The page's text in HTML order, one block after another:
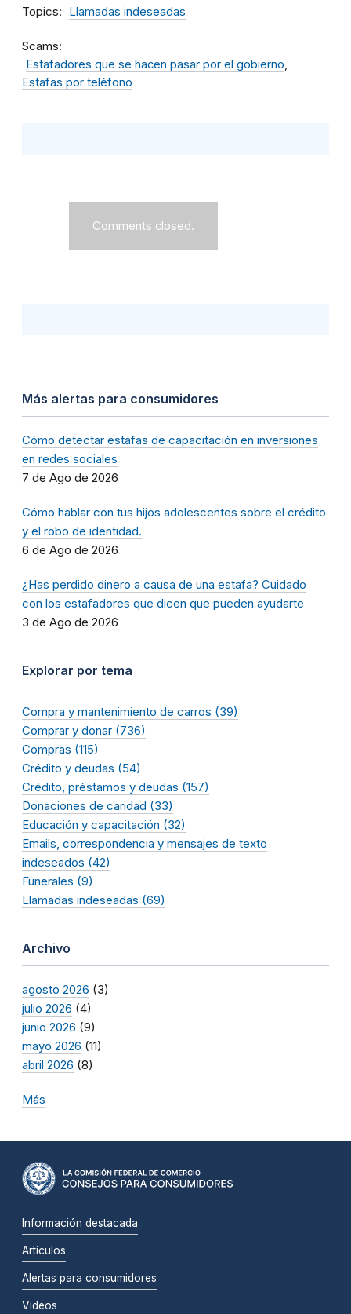
Topics Llamadas indeseadas
Scams
Estafadores que se hacen pasar por el gobierno
Estafas por teléfono
Comments closed.
Más alertas para consumidores
Cómo detectar estafas de capacitación en inversiones
en redes sociales
7 de Ago de 2026
Cómo hablar con tus hijos adolescentes sobre el crédito
y el robo de identidad.
6 de Ago de 2026
¿Has perdido dinero a causa de una estafa? Cuidado
con los estafadores que dicen que pueden ayudarte
3 de Ago de 2026
Explorar por tema
Compra y mantenimiento de carros (39)
Comprar y donar (736)
Compras (115)
Crédito y deudas (54)
Crédito, préstamos y deudas (157)
Donaciones de caridad (33)
Educación y capacitación (32)
Emails, correspondencia y mensajes de texto
indeseados (42)
Funerales (9)
Llamadas indeseadas (69)
Archivo
agosto 2026 (3)
julio 2026 (4)
junio 2026 (9)
mayo 2026 (11)
abril 2026 (8)
Más
Información destacada
Artículos
Alertas para consumidores
Videos